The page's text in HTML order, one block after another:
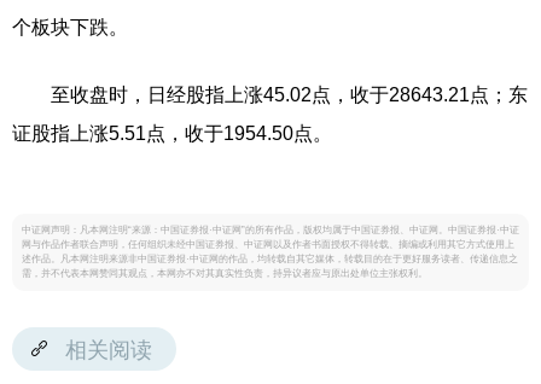
个板块下跌。
至收盘时，日经股指上涨45.02点，收于28643.21点；东
证股指上涨5.51点，收于1954.50点。
中证网声明：凡本网注明“来源：中国证券报·中证网”的所有作品，版权均属于中国证券报、中证网。中国证券报·中证
网与作品作者联合声明，任何组织未经中国证券报、中证网以及作者书面授权不得转载、摘编或利用其它方式使用上
述作品。凡本网注明来源非中国证券报·中证网的作品，均转载自其它媒体，转载目的在于更好服务读者、传递信息之
需，并不代表本网赞同其观点，本网亦不对其真实性负责，持异议者应与原出处单位主张权利。
相关阅读